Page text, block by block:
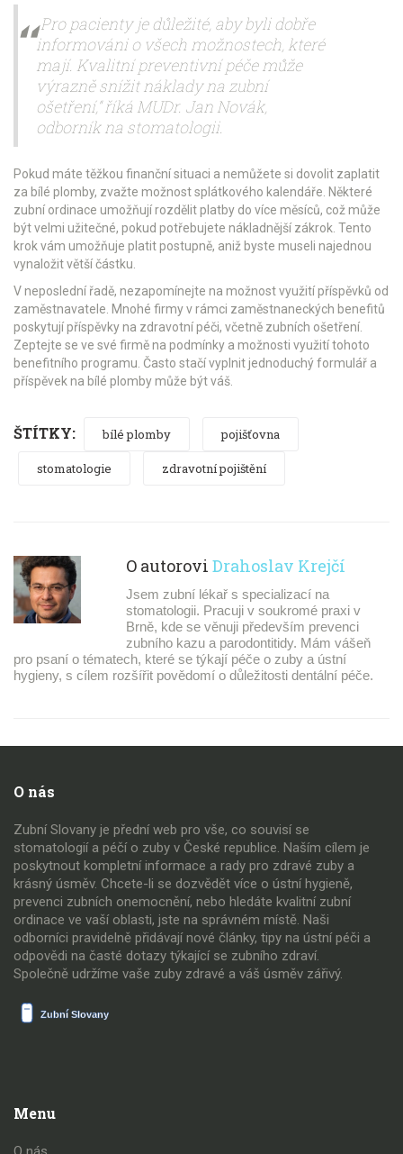
„Pro pacienty je důležité, aby byli dobře
informováni o všech možnostech, které
mají. Kvalitní preventivní péče může
výrazně snížit náklady na zubní
ošetření,“ říká MUDr. Jan Novák,
odborník na stomatologii.
Pokud máte těžkou finanční situaci a nemůžete si dovolit zaplatit
za bílé plomby, zvažte možnost splátkového kalendáře. Některé
zubní ordinace umožňují rozdělit platby do více měsíců, což může
být velmi užitečné, pokud potřebujete nákladnější zákrok. Tento
krok vám umožňuje platit postupně, aniž byste museli najednou
vynaložit větší částku.
V neposlední řadě, nezapomínejte na možnost využití příspěvků od
zaměstnavatele. Mnohé firmy v rámci zaměstnaneckých benefitů
poskytují příspěvky na zdravotní péči, včetně zubních ošetření.
Zeptejte se ve své firmě na podmínky a možnosti využití tohoto
benefitního programu. Často stačí vyplnit jednoduchý formulář a
příspěvek na bílé plomby může být váš.
ŠTÍTKY: bílé plomby pojišťovna
stomatologie zdravotní pojištění
O autorovi Drahoslav Krejčí
Jsem zubní lékař s specializací na
stomatologii. Pracuji v soukromé praxi v
Brně, kde se věnuji především prevenci
zubního kazu a parodontitidy. Mám vášeň
pro psaní o tématech, které se týkají péče o zuby a ústní
hygieny, s cílem rozšířit povědomí o důležitosti dentální péče.
O nás
Zubní Slovany je přední web pro vše, co souvisí se
stomatologií a péčí o zuby v České republice. Naším cílem je
poskytnout kompletní informace a rady pro zdravé zuby a
krásný úsměv. Chcete-li se dozvědět více o ústní hygieně,
prevenci zubních onemocnění, nebo hledáte kvalitní zubní
ordinace ve vaší oblasti, jste na správném místě. Naši
odborníci pravidelně přidávají nové články, tipy na ústní péči a
odpovědi na časté dotazy týkající se zubního zdraví.
Společně udržíme vaše zuby zdravé a váš úsměv zářivý.
Menu